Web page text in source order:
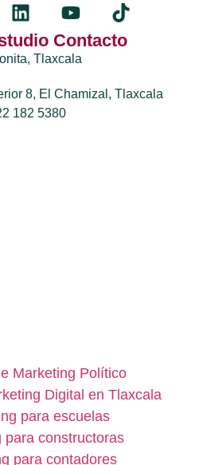
Contacto
Tlaxcala
8, El Chamizal, Tlaxcala
182 5380
Marketing Político
Digital en Tlaxcala
para escuelas
para constructoras
para contadores